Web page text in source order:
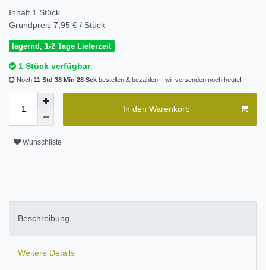
Inhalt 1 Stück
Grundpreis 7,95 € / Stück
lagernd, 1-2 Tage Lieferzeit
1 Stück verfügbar
Noch 11 Std 38 Min 28 Sek bestellen & bezahlen – wir versenden noch heute!
In den Warenkorb
Wunschliste
Beschreibung
Weitere Details